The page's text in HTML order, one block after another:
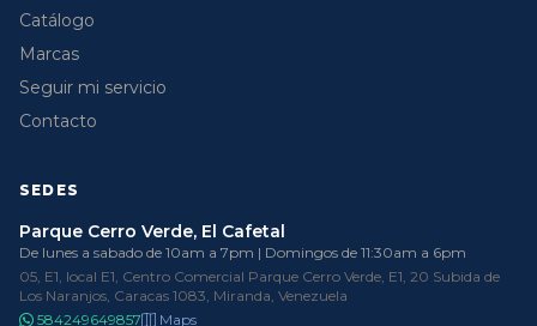
Catálogo
Marcas
Seguir mi servicio
Contacto
SEDES
Parque Cerro Verde, El Cafetal
De lunes a sabado de 10am a 7pm | Domingos de 11:30am a 6pm
05, E1, local E1, Centro Comercial Parque Cerro Verde, E1, 20 Subida de
Los Naranjos, Caracas 1083, Miranda, Venezuela
584249649857
Maps